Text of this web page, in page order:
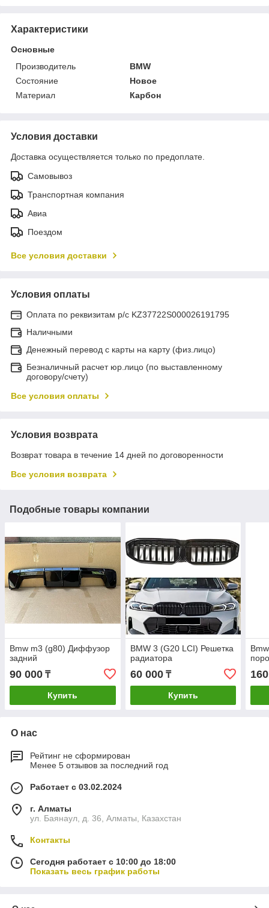
Характеристики
Основные
Производитель
BMW
Состояние
Новое
Материал
Карбон
Условия доставки
Доставка осуществляется только по предоплате.
Самовывоз
Транспортная компания
Авиа
Поездом
Все условия доставки
Условия оплаты
Оплата по реквизитам р/с KZ37722S000026191795
Наличными
Денежный перевод с карты на карту (физ.лицо)
Безналичный расчет юр.лицо (по выставленному
договору/счету)
Все условия оплаты
Условия возврата
Возврат товара в течение 14 дней по договоренности
Все условия возврата
Подобные товары компании
Bmw m3 (g80) Диффузор
задний
90 000 ₸
Купить
BMW 3 (G20 LCI) Решетка
радиатора
60 000₸
Купить
О нас
Рейтинг не сформирован
Менее 5 отзывов за последний год
Работает с 03.02.2024
г. Алматы
ул. Баянаул, д. 36, Алматы, Казахстан
Контакты
Сегодня работает с 10:00 до 18:00
Показать весь график работы